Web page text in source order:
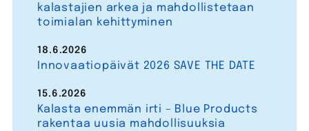
kalastajien arkea ja mahdollistetaan
toimialan kehittyminen
Innovaatiopäivät 2026 SAVE THE DATE
18.6.2026
Kalasta enemmän irti – Blue Products
rakentaa uusia mahdollisuuksia
15.6.2026